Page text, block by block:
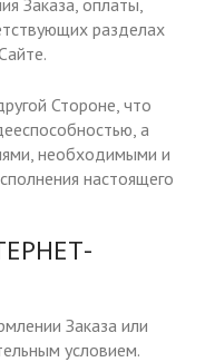
Заказа, оплаты,
разделах
Стороне, что
а
необходимыми и
настоящего
Заказа или
условием.